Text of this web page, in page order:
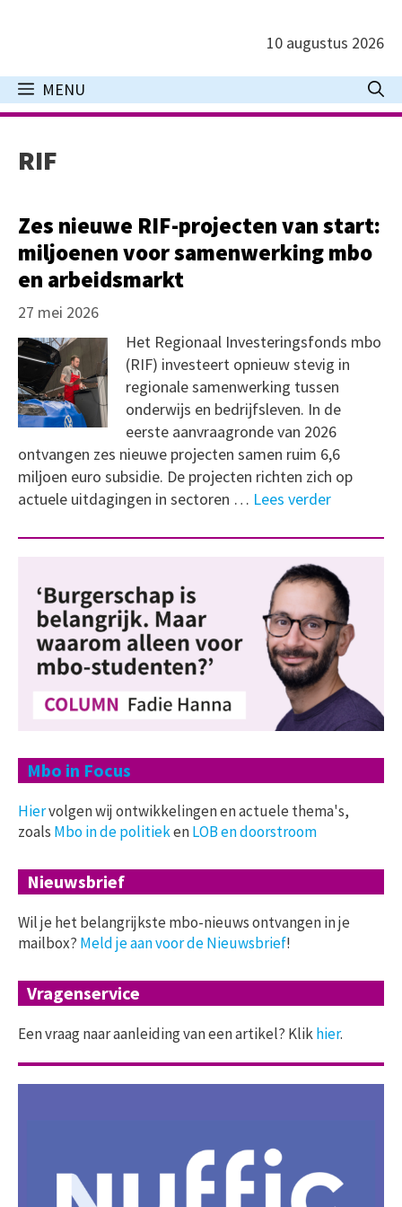
inhoud
10 augustus 2026
MENU
RIF
Zes nieuwe RIF-projecten van start:
miljoenen voor samenwerking mbo
en arbeidsmarkt
27 mei 2026
Het Regionaal Investeringsfonds mbo
(RIF) investeert opnieuw stevig in
regionale samenwerking tussen
onderwijs en bedrijfsleven. In de
eerste aanvraagronde van 2026
ontvangen zes nieuwe projecten samen ruim 6,6
miljoen euro subsidie. De projecten richten zich op
actuele uitdagingen in sectoren … Lees verder
Mbo in Focus
Hiervolgen wij ontwikkelingen en actuele thema's,
zoals Mbo in de politiekenLOB en doorstroom
Nieuwsbrief
Wil je het belangrijkste mbo-nieuws ontvangen in je
mailbox? Meld je aan voor de Nieuwsbrief!
Vragenservice
Een vraag naar aanleiding van een artikel? Klikhier.